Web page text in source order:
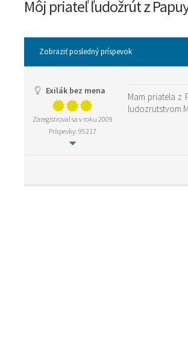
Môj priateľ ľudožrút z
Zobraziť posledný príspevok
Exilák bez mena
Zaregistroval sa v roku 2009
Príspevky: 95217
Mam priatela z